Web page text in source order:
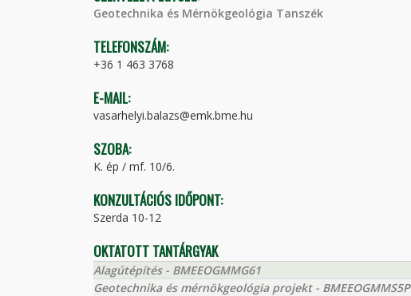
Geotechnika és Mérnökgeológia Tanszék
TELEFONSZÁM:
+36 1 463 3768
E-MAIL:
vasarhelyi.balazs@emk.bme.hu
SZOBA:
K. ép / mf. 10/6.
KONZULTÁCIÓS IDŐPONT:
Szerda 10-12
OKTATOTT TANTÁRGYAK
Alagútépítés - BMEEOGMMG61
Geotechnika és mérnökgeológia projekt - BMEEOGMMS5P